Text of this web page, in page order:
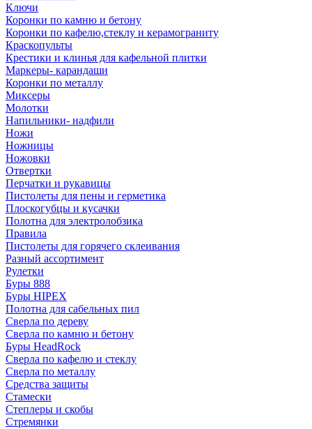
Ключи
Коронки по камню и бетону
Коронки по кафелю,стеклу и керамограниту
Краскопульты
Крестики и клинья для кафельной плитки
Маркеры- карандаши
Коронки по металлу
Миксеры
Молотки
Напильники- надфили
Ножи
Ножницы
Ножовки
Отвертки
Перчатки и рукавицы
Пистолеты для пены и герметика
Плоскогубцы и кусачки
Полотна для электролобзика
Правила
Пистолеты для горячего склеивания
Разный ассортимент
Рулетки
Буры 888
Буры HIPEX
Полотна для сабельных пил
Сверла по дереву
Сверла по камню и бетону
Буры HeadRock
Сверла по кафелю и стеклу
Сверла по металлу
Средства защиты
Стамески
Степлеры и скобы
Стремянки